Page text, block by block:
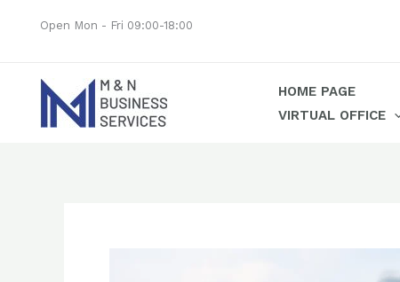
Open Mon - Fri 09:00-18:00
HOME PAGE
VIRTUAL OFFICE